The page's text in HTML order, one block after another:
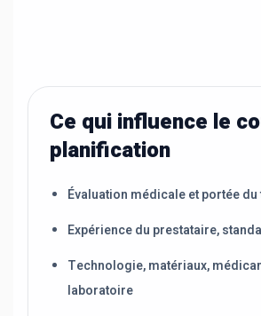
Ce qui influence le
planification
Évaluation médicale et portée
Expérience du prestataire,
Technologie, matériaux,
laboratoire